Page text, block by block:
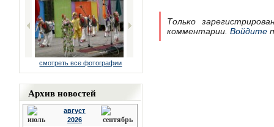
смотреть все фотографии
Архив новостей
август
2026
Только
комментарии. Войдите